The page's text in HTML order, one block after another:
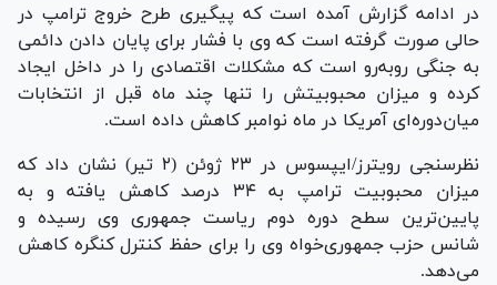
در ادامه گزارش آمده است که پیگیری طرح خروج ترامپ در
حالی صورت گرفته است که وی با فشار برای پایان دادن دائمی
به جنگی رو‌به‌رو است که مشکلات اقتصادی را در داخل ایجاد
کرده و میزان محبوبیتش را تنها چند ماه قبل از انتخابات
میان‌دوره‌ای آمریکا در ماه نوامبر کاهش داده است.
نظرسنجی رویترز/ایپسوس در ۲۳ ژوئن (۲ تیر) نشان داد که
میزان محبوبیت ترامپ به ۳۴ درصد کاهش یافته و به
پایین‌ترین سطح دوره دوم ریاست جمهوری وی رسیده و
شانس حزب جمهوری‌خواه وی را برای حفظ کنترل کنگره کاهش
می‌دهد.